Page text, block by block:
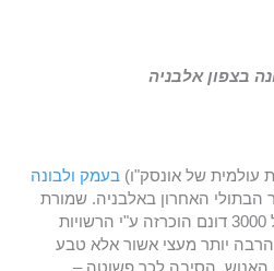
בצפון אלבניה
עולמית של אונסק"ו) בעמק ולבונה
הבתולי האחרון באלבניה. שמורת
הטבע במקום שמשתרעת על 3000 דונם הוכרזה ע"י הרשויות
אבל היא הרבה יותר מעצי אשור אלא טבע